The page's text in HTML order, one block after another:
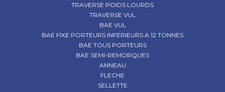
TRAVERSE POIDS LOURDS
TRAVERSE VUL
BAE VUL
BAE FIXE PORTEURS INFERIEURS A 12 TONNES
BAE TOUS PORTEURS
BAE SEMI-REMORQUES
ANNEAU
FLECHE
SELLETTE